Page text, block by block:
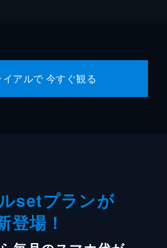
アルで 今すぐ観る
setプランが
登場！